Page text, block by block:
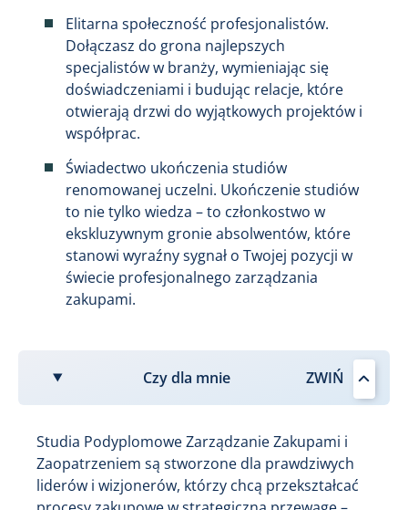
Elitarna społeczność profesjonalistów.
Dołączasz do grona najlepszych
specjalistów w branży, wymieniając się
doświadczeniami i budując relacje, które
otwierają drzwi do wyjątkowych projektów i
współprac.
Świadectwo ukończenia studiów
renomowanej uczelni. Ukończenie studiów
to nie tylko wiedza – to członkostwo w
ekskluzywnym gronie absolwentów, które
stanowi wyraźny sygnał o Twojej pozycji w
świecie profesjonalnego zarządzania
zakupami.
Czy dla mnie
Studia Podyplomowe Zarządzanie Zakupami i
Zaopatrzeniem są stworzone dla prawdziwych
liderów i wizjonerów, którzy chcą przekształcać